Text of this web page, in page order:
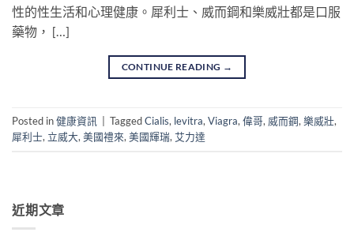
性的性生活和心理健康。犀利士、威而鋼和樂威壯都是口服
藥物， […]
CONTINUE READING →
Posted in健康資訊 TaggedCialis, levitra, Viagra, 偉哥, 威而鋼, 樂威壯,
犀利士, 立威大, 美國禮來, 美國輝瑞, 艾力達
近期文章